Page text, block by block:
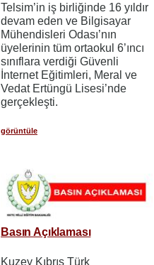
Telsim’in iş birliğinde 16 yıldır
devam eden ve Bilgisayar
Mühendisleri Odası’nın
üyelerinin tüm ortaokul 6’ıncı
sınıflara verdiği Güvenli
İnternet Eğitimleri, Meral ve
Vedat Ertüngü Lisesi’nde
gerçekleşti.
görüntüle
Basın Açıklaması
Kuzey Kıbrıs Türk